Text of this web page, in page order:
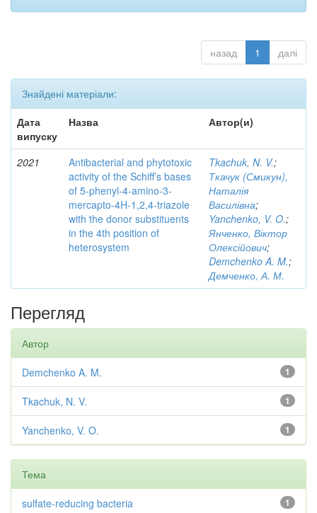
назад 1 далі
Знайдені матеріали:
Дата
випуску
Назва Автор(и)
2021
Antibacterial and phytotoxic
activity of the Schiff’s bases
of 5-phenyl-4-amino-3-
mercapto-4H-1,2,4-triazole
with the donor substituents
in the 4th position of
heterosystem
Tkachuk, N. V.;
Ткачук (Смикун),
Наталія
Василівна;
Yanchenko, V. O.;
Янченко, Віктор
Олексійович;
Demchenko A. M.;
Демченко, А. М.
Перегляд
Автор
1
Demchenko A. M.
1
Tkachuk, N. V.
1
Yanchenko, V. O.
Тема
1
sulfate-reducing bacteria